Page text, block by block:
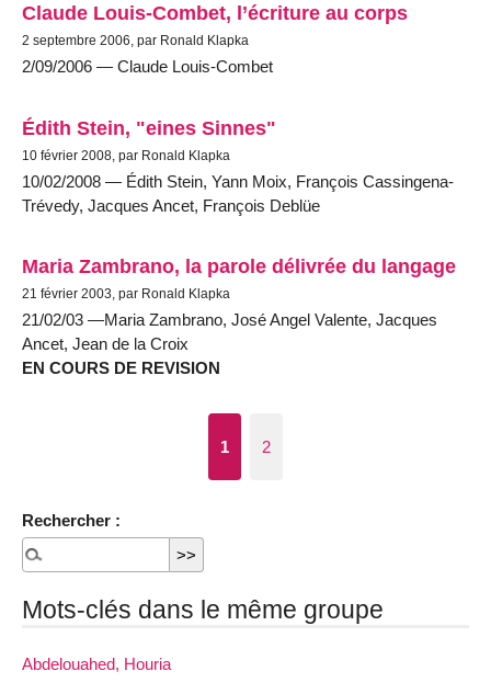
Claude Louis-Combet, l’écriture au corps
2 septembre 2006, par Ronald Klapka
2/09/2006 — Claude Louis-Combet
Édith Stein, "eines Sinnes"
10 février 2008, par Ronald Klapka
10/02/2008 — Édith Stein, Yann Moix, François Cassingena-
Trévedy, Jacques Ancet, François Deblüe
Maria Zambrano, la parole délivrée du langage
21 février 2003, par Ronald Klapka
21/02/03 —Maria Zambrano, José Angel Valente, Jacques
Ancet, Jean de la Croix
EN COURS DE REVISION
1 2
Rechercher :
Mots-clés dans le même groupe
Abdelouahed, Houria